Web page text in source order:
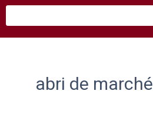
abri de marché